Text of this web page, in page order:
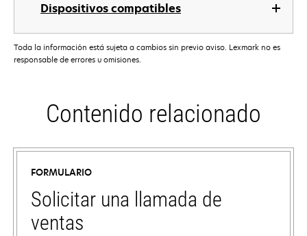
Dispositivos compatibles
Toda la información está sujeta a cambios sin previo aviso. Lexmark no es
responsable de errores u omisiones.
Contenido relacionado
FORMULARIO
Solicitar una llamada de
ventas